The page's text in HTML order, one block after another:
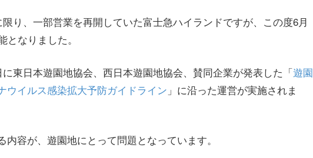
り、一部営業を再開していた富士急ハイランドですが、この度6月
なりました。
東日本遊園地協会、西日本遊園地協会、賛同企業が発表した「遊園
ウイルス感染拡大予防ガイドライン 」に沿った運営が実施されま
容が、遊園地にとって問題となっています。